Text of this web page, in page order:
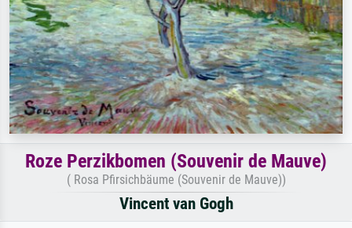
Roze Perzikbomen (Souvenir de Mauve)
( Rosa Pfirsichbäume (Souvenir de Mauve))
Vincent van Gogh